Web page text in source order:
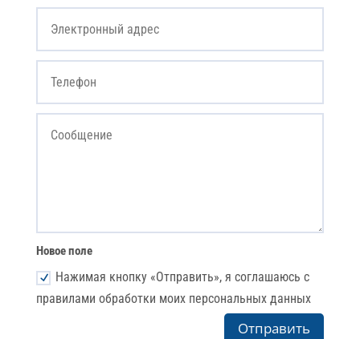
Новое поле
Нажимая кнопку «Отправить», я соглашаюсь с
правилами обработки моих персональных данных
Отправить